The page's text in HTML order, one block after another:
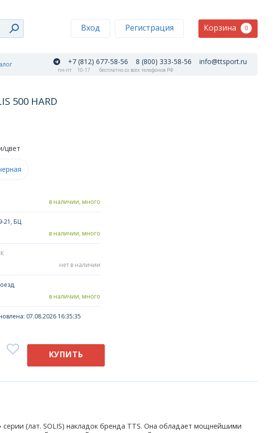
Вход Регистрация Корзина 0
+7 (812) 677-58-56 8 (800) 333-58-56 info@ttsport.ru
пн-пт 10-17 бесплатно со всех телефонов РФ
500 HARD
цвет
в наличии, много
21, БЦ
в наличии, много
нет в наличии
в наличии, много
07.08.2026 16:35:35
КУПИТЬ
серии (лат. SOLIS) накладок бренда TTS. Она обладает мощнейшими